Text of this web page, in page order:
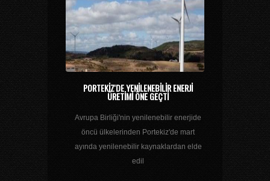
PORTEKIZ'DE YENILENEBILIR ENERJI
ÜRETIMI ÖNE GEÇTI
Avrupa Birliği'nin yenilenebilir enerjide
öncü ülkelerinden Portekiz'de mart
ayında yenilenebilir kaynaklardan elde
edil